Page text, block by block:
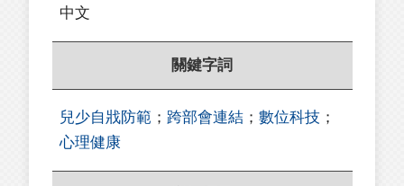
中文
關鍵字詞
兒少自戕防範 ； 跨部會連結 ； 數位科技 ；
心理健康